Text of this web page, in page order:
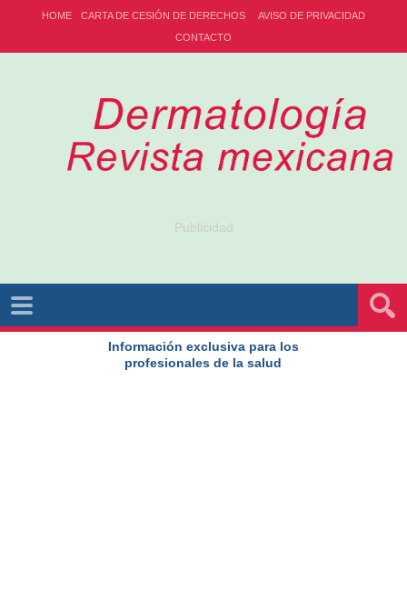
HOME CARTA DE CESIÓN DE DERECHOS
AVISO DE PRIVACIDAD
CONTACTO
Publicidad
Información exclusiva para los
profesionales de la salud